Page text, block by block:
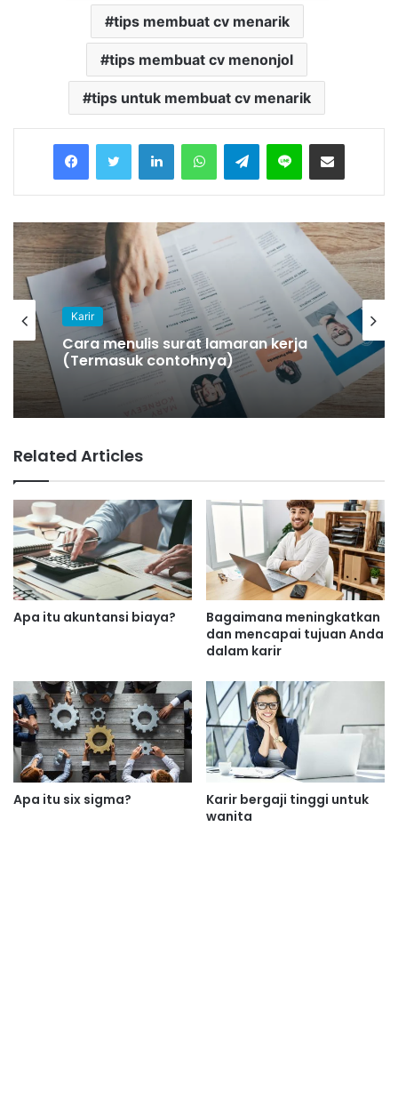
tips membuat cv menarik
tips membuat cv menonjol
tips untuk membuat cv menarik
Telegram
Karir
Cara menulis surat lamaran kerja
(Termasuk contohnya)
Related Articles
Apa itu akuntansi biaya?
Bagaimana meningkatkan
dan mencapai tujuan Anda
dalam karir
Apa itu six sigma?
Karir bergaji tinggi untuk
wanita